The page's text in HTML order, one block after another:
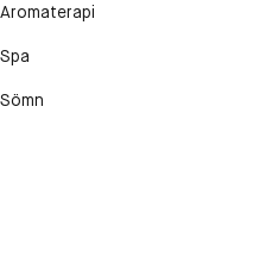
Aromaterapi
Spa
Sömn